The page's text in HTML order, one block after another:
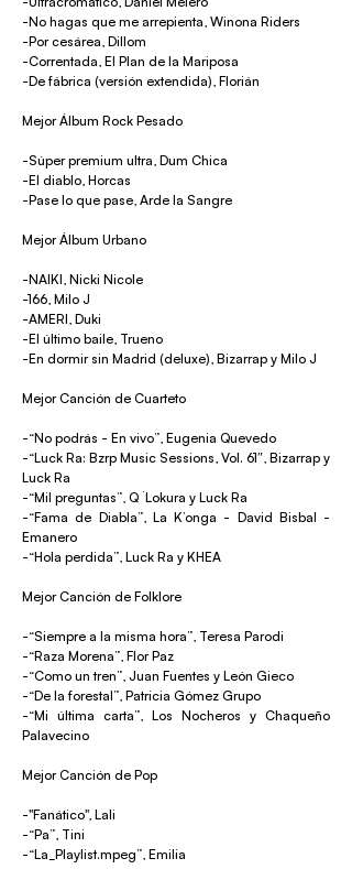
-No hagas que me arrepienta, Winona Riders
-Por cesárea, Dillom
-Correntada, El Plan de la Mariposa
-De fábrica (versión extendida), Florián
Mejor Álbum Rock Pesado
-Súper premium ultra, Dum Chica
-El diablo, Horcas
-Pase lo que pase, Arde la Sangre
Mejor Álbum Urbano
-NAIKI, Nicki Nicole
-166, Milo J
-AMERI, Duki
-El último baile, Trueno
-En dormir sin Madrid (deluxe), Bizarrap y Milo J
Mejor Canción de Cuarteto
-“No podrás - En vivo”, Eugenia Quevedo
-“Luck Ra: Bzrp Music Sessions, Vol. 61″, Bizarrap y
Luck Ra
-“Mil preguntas”, Q ́ Lokura y Luck Ra
-“Fama de Diabla”, La K’onga - David Bisbal -
Emanero
-“Hola perdida”, Luck Ra y KHEA
Mejor Canción de Folklore
-“Siempre a la misma hora”, Teresa Parodi
-“Raza Morena”, Flor Paz
-“Como un tren”, Juan Fuentes y León Gieco
-“De la forestal”, Patricia Gómez Grupo
-“Mi última carta”, Los Nocheros y Chaqueño
Palavecino
Mejor Canción de Pop
-"Fanático", Lali
-“Pa”, Tini
-“La_Playlist.mpeg”, Emilia